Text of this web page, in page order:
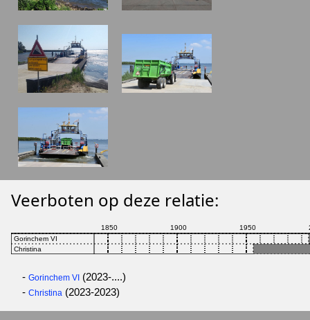
Veerboten op deze relatie:
- Gorinchem VI (2023-....)
- Christina (2023-2023)